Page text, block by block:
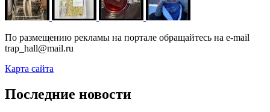
По размещению рекламы на портале обращайтесь на e-mail
trap_hall@mail.ru
Карта сайта
Последние новости